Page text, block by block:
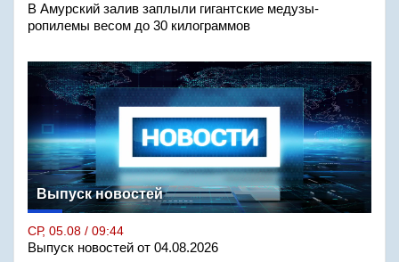
В Амурский залив заплыли гигантские медузы-
ропилемы весом до 30 килограммов
Выпуск новостей
СР, 05.08 / 09:44
Выпуск новостей от 04.08.2026